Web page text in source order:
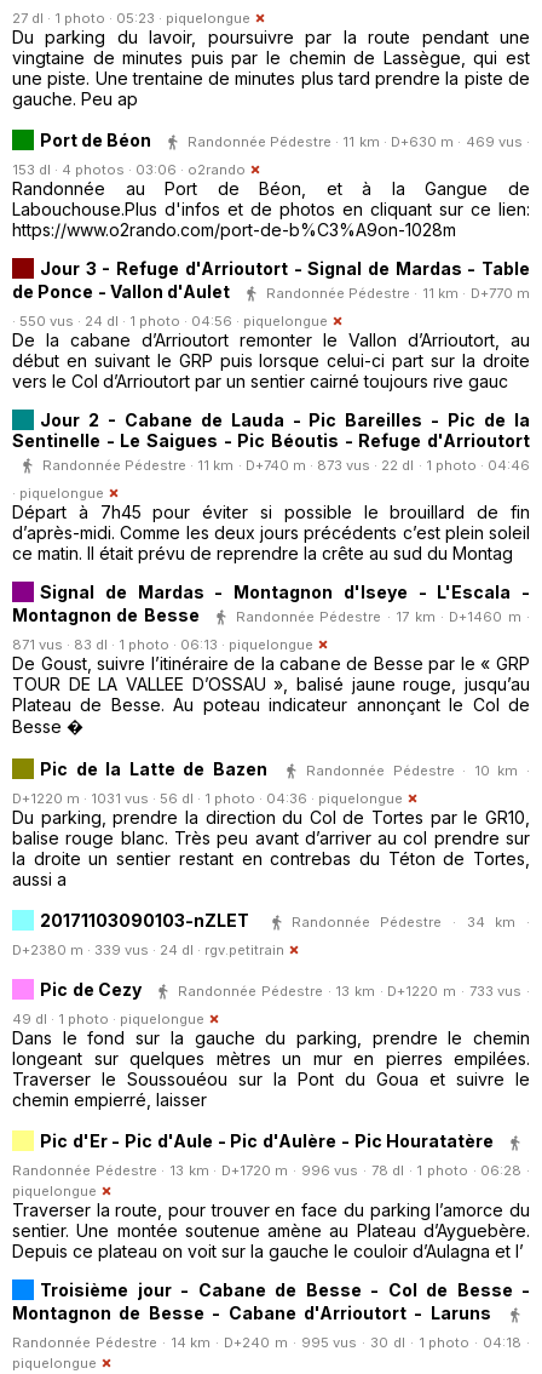
27 dl · 1 photo · 05:23 · piquelongue
Du parking du lavoir, poursuivre par la route pendant une
vingtaine de minutes puis par le chemin de Lassègue, qui est
une piste. Une trentaine de minutes plus tard prendre la piste de
gauche. Peu ap
Port de Béon
Randonnée Pédestre · 11 km · D+630 m · 469 vus ·
153 dl · 4 photos · 03:06 · o2rando
Randonnée au Port de Béon, et à la Gangue de
Labouchouse.Plus d'infos et de photos en cliquant sur ce lien:
https://www.o2rando.com/port-de-b%C3%A9on-1028m
Jour 3 - Refuge d'Arrioutort - Signal de Mardas - Table
de Ponce - Vallon d'Aulet
Randonnée Pédestre · 11 km · D+770 m
· 550 vus · 24 dl · 1 photo · 04:56 · piquelongue
De la cabane d’Arrioutort remonter le Vallon d’Arrioutort, au
début en suivant le GRP puis lorsque celui-ci part sur la droite
vers le Col d’Arrioutort par un sentier cairné toujours rive gauc
Jour 2 - Cabane de Lauda - Pic Bareilles - Pic de la
Sentinelle - Le Saigues - Pic Béoutis - Refuge d'Arrioutort
Randonnée Pédestre · 11 km · D+740 m · 873 vus · 22 dl · 1 photo · 04:46
· piquelongue
Départ à 7h45 pour éviter si possible le brouillard de fin
d’après-midi. Comme les deux jours précédents c’est plein soleil
ce matin. Il était prévu de reprendre la crête au sud du Montag
Signal de Mardas - Montagnon d'Iseye - L'Escala -
Montagnon de Besse
Randonnée Pédestre · 17 km · D+1460 m ·
871 vus · 83 dl · 1 photo · 06:13 · piquelongue
De Goust, suivre l’itinéraire de la cabane de Besse par le « GRP
TOUR DE LA VALLEE D’OSSAU », balisé jaune rouge, jusqu’au
Plateau de Besse. Au poteau indicateur annonçant le Col de
Besse �
Pic de la Latte de Bazen
Randonnée Pédestre · 10 km ·
D+1220 m · 1031 vus · 56 dl · 1 photo · 04:36 · piquelongue
Du parking, prendre la direction du Col de Tortes par le GR10,
balise rouge blanc. Très peu avant d’arriver au col prendre sur
la droite un sentier restant en contrebas du Téton de Tortes,
aussi a
20171103090103-nZLET
Randonnée Pédestre · 34 km ·
D+2380 m · 339 vus · 24 dl · rgv.petitrain
Pic de Cezy
Randonnée Pédestre · 13 km · D+1220 m · 733 vus ·
49 dl · 1 photo · piquelongue
Dans le fond sur la gauche du parking, prendre le chemin
longeant sur quelques mètres un mur en pierres empilées.
Traverser le Soussouéou sur la Pont du Goua et suivre le
chemin empierré, laisser
Pic d'Er - Pic d'Aule - Pic d'Aulère - Pic Houratatère
Randonnée Pédestre · 13 km · D+1720 m · 996 vus · 78 dl · 1 photo · 06:28 ·
piquelongue
Traverser la route, pour trouver en face du parking l’amorce du
sentier. Une montée soutenue amène au Plateau d’Ayguebère.
Depuis ce plateau on voit sur la gauche le couloir d’Aulagna et l’
Troisième jour - Cabane de Besse - Col de Besse -
Montagnon de Besse - Cabane d'Arrioutort - Laruns
Randonnée Pédestre · 14 km · D+240 m · 995 vus · 30 dl · 1 photo · 04:18 ·
piquelongue